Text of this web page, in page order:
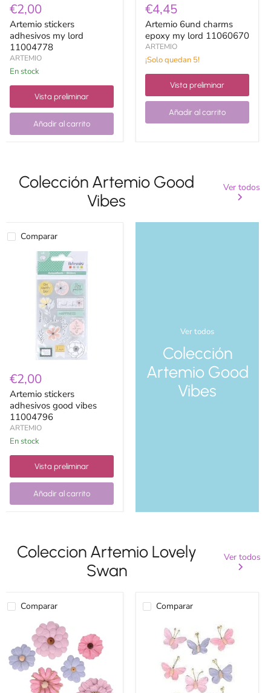
€2,00
Artemio stickers
adhesivos my lord
11004778
ARTEMIO
en stock
Vista preliminar
Añadir al carrito
€4,45
Artemio 6und charms
epoxy my lord 11060670
ARTEMIO
¡Solo quedan 5!
Vista preliminar
Añadir al carrito
Colección Artemio Good
Vibes
Ver todos
Comparar
adhesivos
11004796
€2,00
Artemio stickers
adhesivos good vibes
11004796
ARTEMIO
en stock
Vista preliminar
Añadir al carrito
Ver todos
Colección
Artemio Good
Vibes
Coleccion Artemio Lovely
Swan
Ver todos
Comparar
papel
Lovely
swan
8ud
11060640
Comparar
Artemio
mariposas
swan
11060643